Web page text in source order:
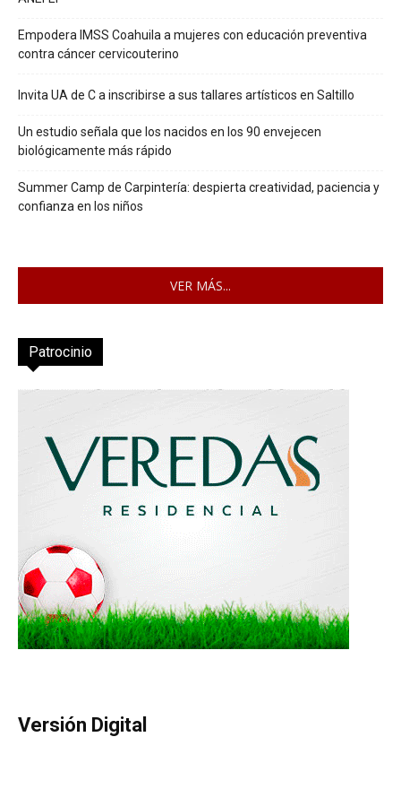
Empodera IMSS Coahuila a mujeres con educación preventiva
contra cáncer cervicouterino
Invita UA de C a inscribirse a sus tallares artísticos en Saltillo
Un estudio señala que los nacidos en los 90 envejecen
biológicamente más rápido
Summer Camp de Carpintería: despierta creatividad, paciencia y
confianza en los niños
VER MÁS...
Patrocinio
Versión Digital